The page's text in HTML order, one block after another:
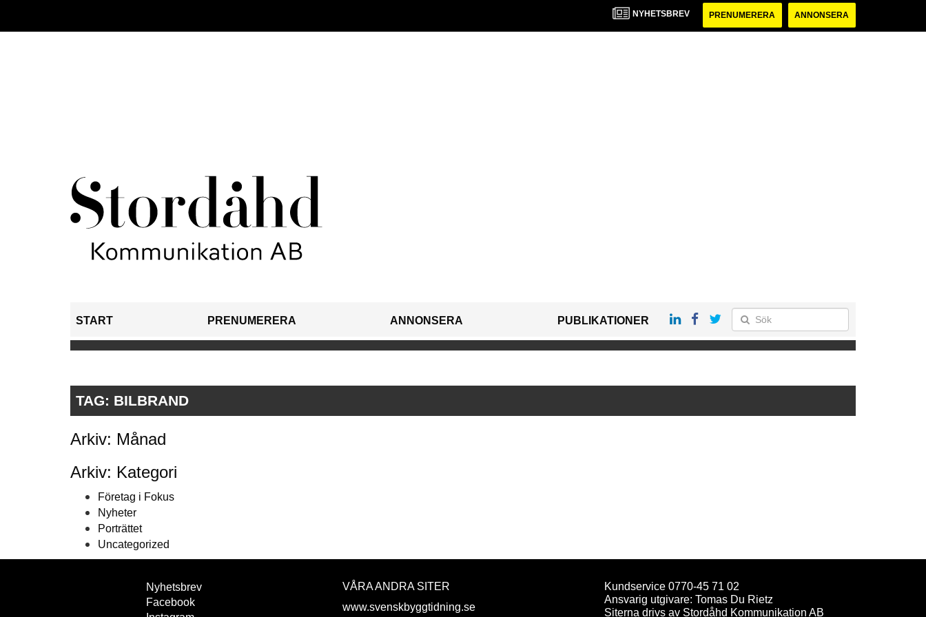
NYHETSBREV PRENUMERERA ANNONSERA
START PRENUMERERA ANNONSERA PUBLIKATIONER
TAG: BILBRAND
Arkiv: Månad
Arkiv: Kategori
Företag i Fokus
Nyheter
Porträttet
Uncategorized
Nyhetsbrev
Facebook
VÅRA ANDRA SITER
www.svenskbyggtidning.se
Kundservice 0770-45 71 02
Ansvarig utgivare: Tomas Du Rietz
Siterna drivs av Stordåhd Kommunikation AB